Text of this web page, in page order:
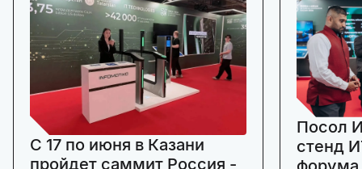
C 17 по июня в Казани
пройдет саммит Россия -
Посол
стенд